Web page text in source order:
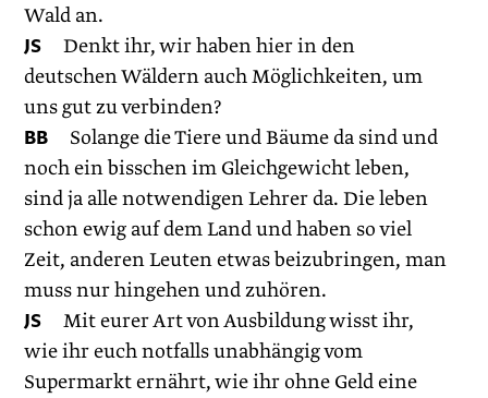
Wald an.
JS Denkt ihr, wir haben hier in den
deutschen Wäldern auch Möglichkeiten, um
uns gut zu verbinden?
BB Solange die Tiere und Bäume da sind und
noch ein bisschen im Gleichgewicht leben,
sind ja alle notwendigen Lehrer da. Die leben
schon ewig auf dem Land und haben so viel
Zeit, anderen Leuten etwas beizubringen, man
muss nur hingehen und zuhören.
JSMit eurer Art von Ausbildung wisst ihr,
wie ihr euch notfalls unabhängig vom
Supermarkt ernährt, wie ihr ohne Geld eine